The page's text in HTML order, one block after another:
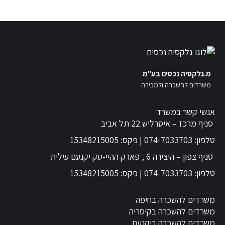
מ.גלקסיה נכסים בע"מ
משרדים להשכרה ולמכירה
אנשי קשר במשרד
סניף מרכז – איסרליש 22 תל אביב
טלפון: 074-7033703 | פקס: 15348215005
סניף צפון – היצירה 6 , פארק ההיי-טק יקנעם עילית
טלפון: 074-7033703 | פקס: 15348215005
משרדים להשכרה בחיפה
משרדים להשכרה בקיסריה
משרדים להשכרה ביקנעם